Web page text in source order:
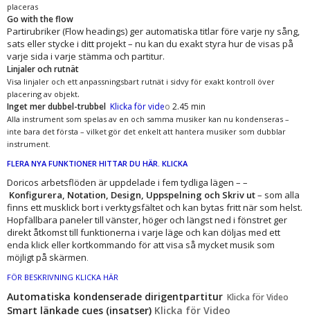
placeras
Go with the flow
Partirubriker (Flow headings) ger automatiska titlar före varje ny sång,
sats eller stycke i ditt projekt – nu kan du exakt styra hur de visas på
varje sida i varje stämma och partitur.
Linjaler och rutnät
Visa linjaler och ett anpassningsbart rutnät i sidvy för exakt kontroll över
placering av objekt.
Inget mer dubbel-trubbel Klicka för video 2.45 min
Alla instrument som spelas av en och samma musiker kan nu kondenseras –
inte bara det första – vilket gör det enkelt att hantera musiker som dubblar
instrument.
FLERA NYA FUNKTIONER HITTAR DU HÄR. KLICKA
Doricos arbetsflöden är uppdelade i fem tydliga lägen – –
Konfigurera, Notation, Design, Uppspelning och Skriv ut– som alla
finns ett musklick bort i verktygsfältet och kan bytas fritt när som helst.
Hopfällbara paneler till vänster, höger och längst ned i fönstret ger
direkt åtkomst till funktionerna i varje läge och kan döljas med ett
enda klick eller kortkommando för att visa så mycket musik som
möjligt på skärmen
FÖR BESKRIVNING KLICKA HÄR
Automatiska kondenserade dirigentpartitur Klicka för Video
Smart länkade cues (insatser) Klicka för Video